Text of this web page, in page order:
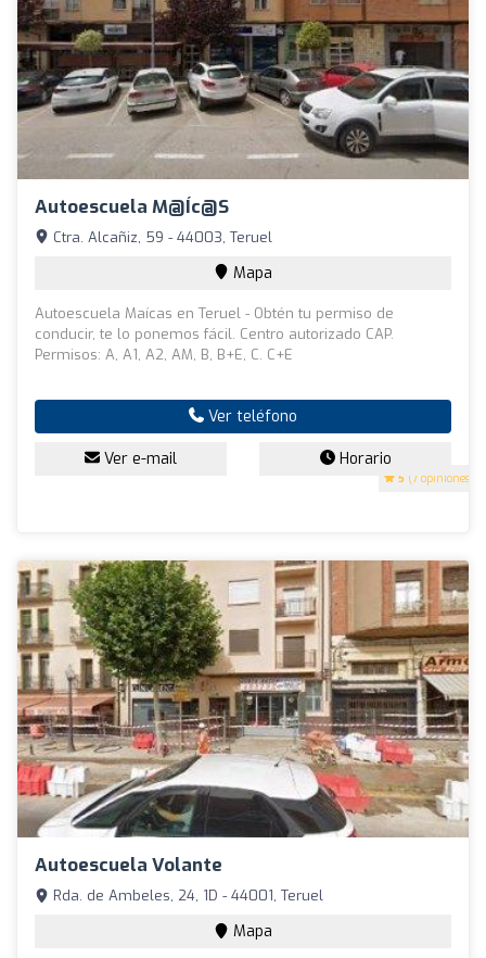
Autoescuela M@íc@s
5 (7 opiniones)
Ctra. Alcañiz, 59 - 44003, Teruel
Mapa
Autoescuela Maícas en Teruel - Obtén tu permiso de
conducir, te lo ponemos fácil. Centro autorizado CAP.
Permisos: A, A1, A2, AM, B, B+E, C. C+E
Ver teléfono
Ver e-mail Horario
Autoescuela Volante
Rda. de Ambeles, 24, 1D - 44001, Teruel
Mapa